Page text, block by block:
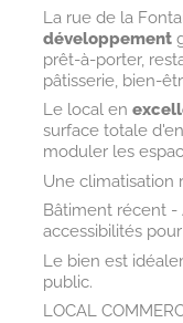
La rue de la
développement
prêt-à-porter,
pâtisserie, bien-
Le local en
surface totale
moduler les
Une climatisation
Bâtiment récent -
accessibilités
Le bien est
public.
LOCAL